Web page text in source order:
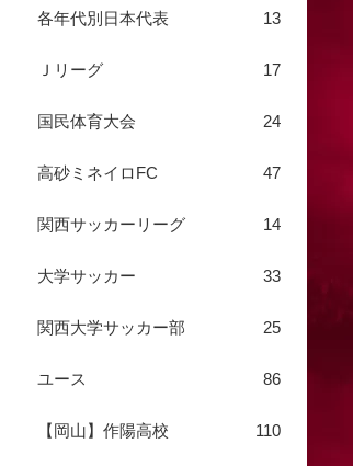
各年代別日本代表 13
Ｊリーグ 17
国民体育大会 24
高砂ミネイロFC 47
関西サッカーリーグ 14
大学サッカー 33
関西大学サッカー部 25
ユース 86
【岡山】作陽高校 110